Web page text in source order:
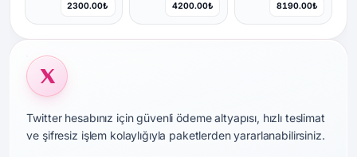
Twitter hesabınız için güvenli ödeme altyapısı, hızlı teslimat
ve şifresiz işlem kolaylığıyla paketlerden yararlanabilirsiniz.
2300.00₺ 4200.00₺ 8190.00₺